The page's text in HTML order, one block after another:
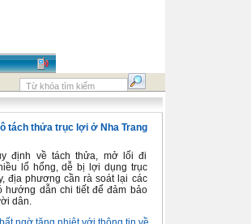
tách thửa trục lợi ở Nha Trang
định về tách thửa, mở lối đi
lổ hổng, dễ bị lợi dụng trục
địa phương cần rà soát lại các
hướng dẫn chi tiết để đảm bảo
dân.